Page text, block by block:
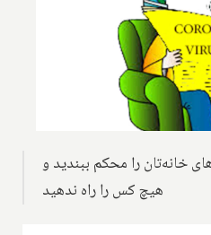
خانه‌تان را محکم ببندید و
هیچ کس را راه ندهید